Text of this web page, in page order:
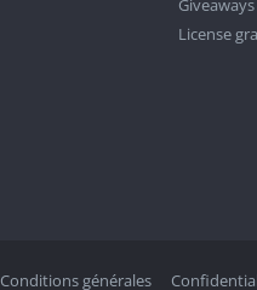
Giveaways
License
Conditions générales